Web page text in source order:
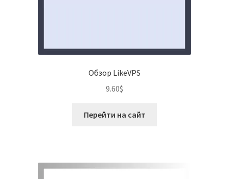
Обзор LikeVPS
9.60$
Перейти на сайт